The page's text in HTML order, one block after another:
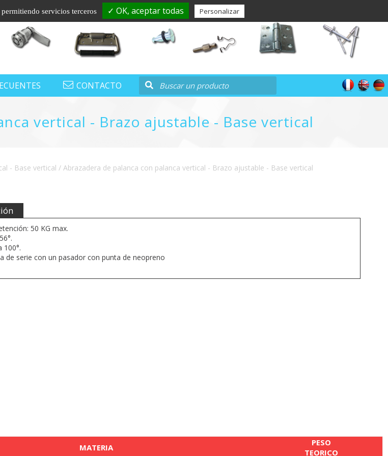
:+33 (0)1.60.56.43.01 export@savigny-sas.com 938, Avenue St-Just - 77000 VAUX-LE-PENIL
CONTACTO
vertical - Brazo ajustable - Base vertical
- Base vertical / Abrazadera de palanca con palanca vertical - Brazo ajustable - Base vertical
50 KG max.
100°.
de serie con un pasador con punta de neopreno
MATERIA
PESO
TEORICO
servicios terceros ✓ OK, aceptar todas Personalizar